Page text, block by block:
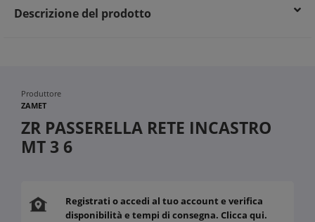
Descrizione del prodotto
Produttore
ZAMET
ZR PASSERELLA RETE INCASTRO
MT 3 6
Registrati o accedi al tuo account e verifica
disponibilità e tempi di consegna. Clicca qui.